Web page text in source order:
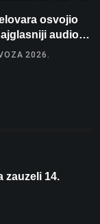
osvojio
audio
osobni
2026.
zauzeli 14.